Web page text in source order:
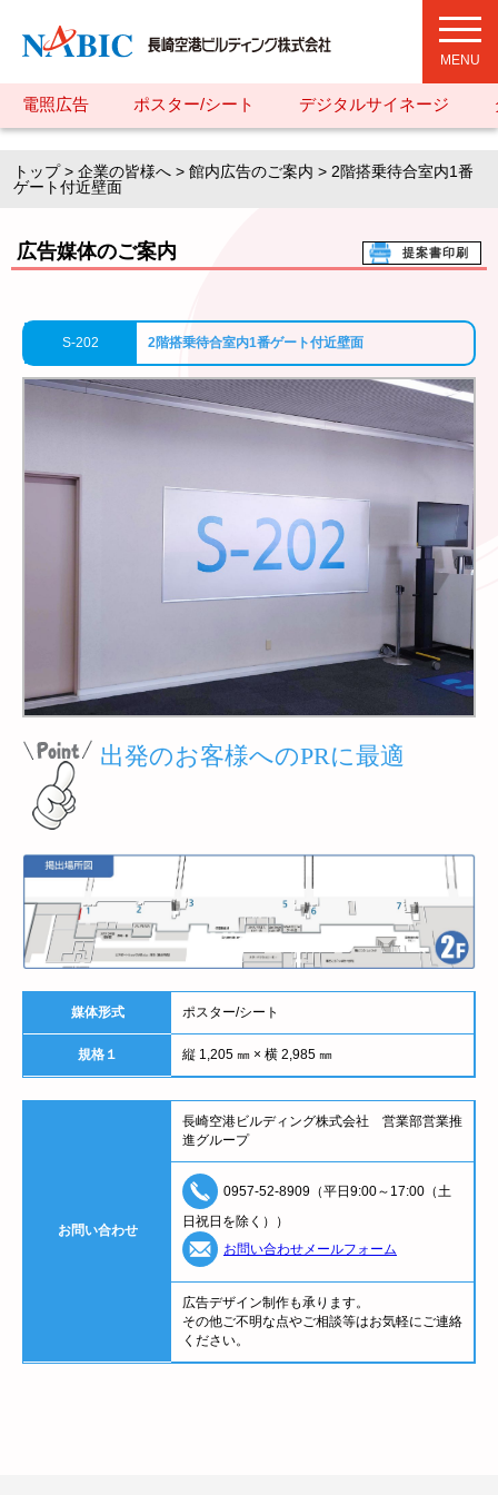
toggle
電照広告 ポスター/シート デジタルサイネージ
トップ> 企業の皆様へ > 館内広告のご案内 > 2階搭乗待合室内1番
ゲート付近壁面
広告媒体のご案内 提案書印刷
S-202 2階搭乗待合室内1番ゲート付近壁面
出発のお客様へのPRに最適
媒体形式 ポスター/シート
規格１ 縦 1,205 ㎜ × 横 2,985 ㎜
お問い合わせ
長崎空港ビルディング株式会社 営業部営業推
進グループ
0957-52-8909（平日9:00～17:00（土
日祝日を除く））
お問い合わせメールフォーム
広告デザイン制作も承ります。
その他ご不明な点やご相談等はお気軽にご連絡
ください。